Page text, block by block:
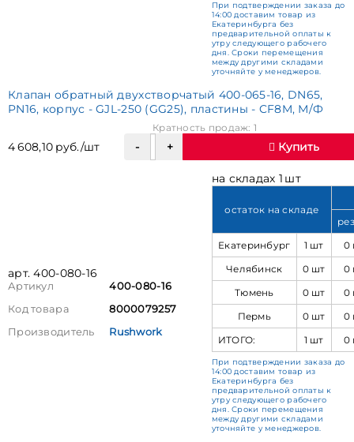
При подтверждении заказа до
14:00 доставим товар из
Екатеринбурга без
предварительной оплаты к
утру следующего рабочего
дня. Сроки перемещения
между другими складами
уточняйте у менеджеров.
Клапан обратный двухстворчатый 400-065-16, DN65,
PN16, корпус - GJL-250 (GG25), пластины - CF8M, М/Ф
4 608,10 руб./шт
Кратность продаж: 1
Купить
арт. 400-080-16
Артикул
400-080-16
Код товара
8000079257
Производитель
Rushwork
на складах 1 шт
остаток на складе
Екатеринбург
1 шт
0
Челябинск
0 шт
0
Тюмень
0 шт
0
Пермь
0 шт
0
ИТОГО:
1 шт 0
При подтверждении заказа до
14:00 доставим товар из
Екатеринбурга без
предварительной оплаты к
утру следующего рабочего
дня. Сроки перемещения
между другими складами
уточняйте у менеджеров.